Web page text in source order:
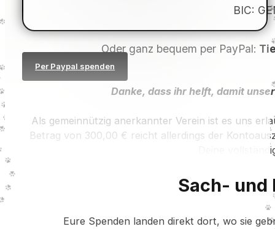
BIC:
Oder ganz bequem per PayPal:
Per Paypal spenden
Danke, dass ihr helft, damit
Als gemeinnützig anerkannter Verein ist es uns
Betrag von 300,00 € reicht allerdings der
Deine
Sach- und
Eure Spenden landen direkt dort, wo sie